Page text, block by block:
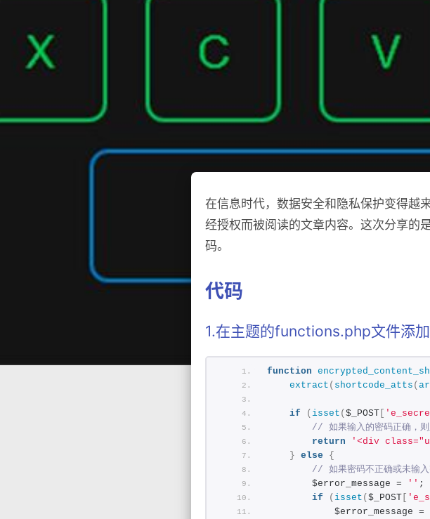
在信息时代，数据安全和隐私保护变得越
经授权而被阅读的文章内容。这次分享的
码。
代码
1.在主题的functions.php文件添加
function
extract ( shortcode_atts (
if ( isset ($_POST [
// 如果输入的密码正确，则
return
'<div
} else
{
// 如果密码不正确或未输入
        $error_message =
'' ;
if
( isset ($_POST [
            $error_message =